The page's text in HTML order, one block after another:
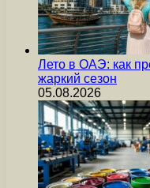
Лето в ОАЭ: как
жаркий сезон
05.08.2026